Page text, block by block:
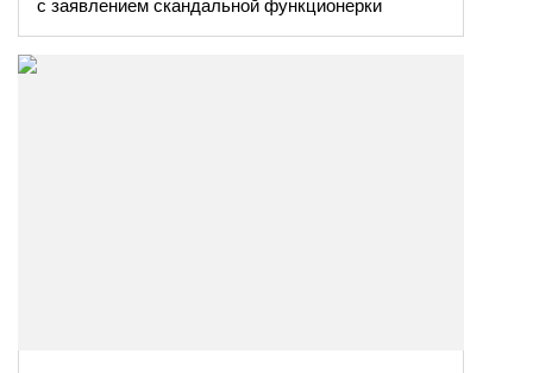
с заявлением скандальной функционерки